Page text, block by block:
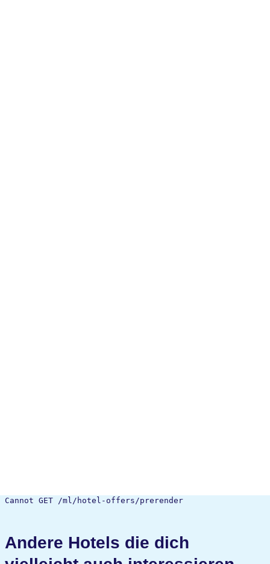
Cannot GET /ml/hotel-offers/prerender
Andere Hotels die dich